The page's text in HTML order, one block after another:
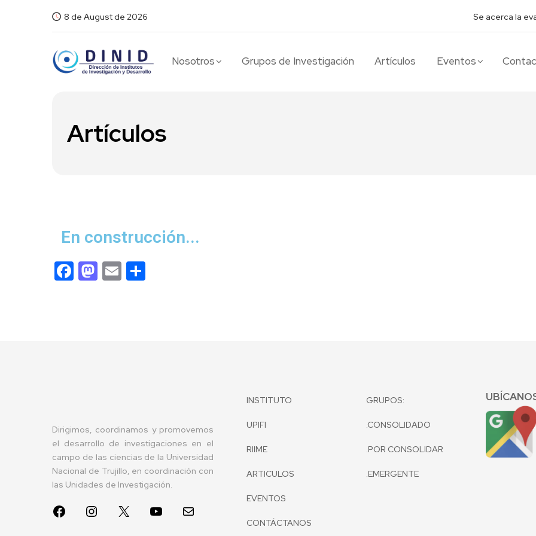
8 de August de 2026 Se acerca la
Nosotros Grupos de Investigación Artículos Eventos
Artículos
En construcción...
Facebook
Mastodon
Email
Dirigimos, coordinamos y promovemos
el desarrollo de investigaciones en el
campo de las ciencias de la Universidad
Nacional de Trujillo, en coordinación con
las Unidades de Investigación.
INSTITUTO
UPIFI
RIIME
ARTICULOS
EVENTOS
CONTÁCTANOS
GRUPOS:
.CONSOLIDADO
.POR CONSOLIDAR
.EMERGENTE